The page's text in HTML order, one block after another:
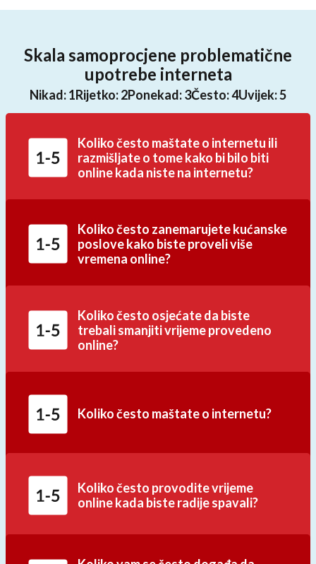
Skala samoprocjene problematične
upotrebe interneta
Nikad: 1Rijetko: 2Ponekad: 3Često: 4Uvijek: 5
Koliko često maštate o internetu ili
razmišljate o tome kako bi bilo biti
online kada niste na internetu?
Koliko često zanemarujete kućanske
poslove kako biste proveli više
vremena online?
Koliko često osjećate da biste
trebali smanjiti vrijeme provedeno
online?
Koliko često maštate o internetu?
Koliko često provodite vrijeme
online kada biste radije spavali?